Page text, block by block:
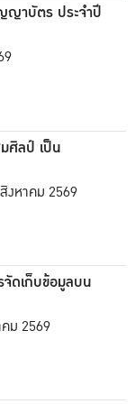
าบัตร ประจำปี
ศิลป์ เป็น
งหาคม 2569
จัดเก็บข้อมูลบน
ม 2569